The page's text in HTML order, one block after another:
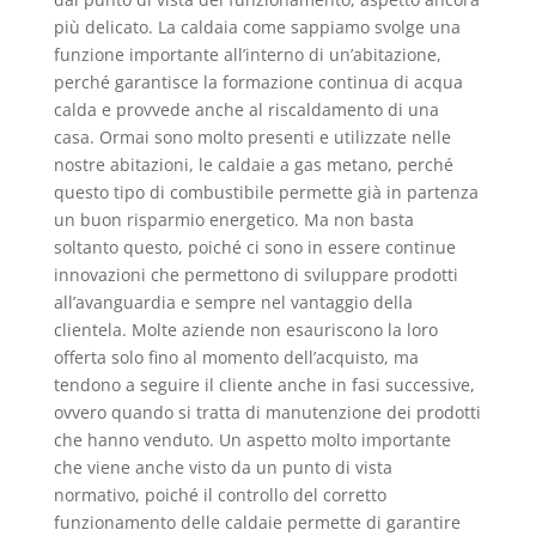
più delicato. La caldaia come sappiamo svolge una
funzione importante all’interno di un’abitazione,
perché garantisce la formazione continua di acqua
calda e provvede anche al riscaldamento di una
casa. Ormai sono molto presenti e utilizzate nelle
nostre abitazioni, le caldaie a gas metano, perché
questo tipo di combustibile permette già in partenza
un buon risparmio energetico. Ma non basta
soltanto questo, poiché ci sono in essere continue
innovazioni che permettono di sviluppare prodotti
all’avanguardia e sempre nel vantaggio della
clientela. Molte aziende non esauriscono la loro
offerta solo fino al momento dell’acquisto, ma
tendono a seguire il cliente anche in fasi successive,
ovvero quando si tratta di manutenzione dei prodotti
che hanno venduto. Un aspetto molto importante
che viene anche visto da un punto di vista
normativo, poiché il controllo del corretto
funzionamento delle caldaie permette di garantire